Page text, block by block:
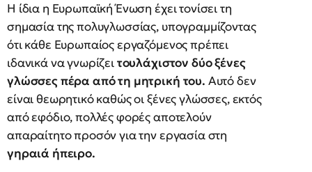
Η ίδια η Ευρωπαϊκή Ένωση έχει τονίσει τη
σημασία της πολυγλωσσίας, υπογραμμίζοντας
ότι κάθε Ευρωπαίος εργαζόμενος πρέπει
ιδανικά να γνωρίζειτουλάχιστον δύο ξένες
γλώσσες πέρα από τη μητρική του. Αυτό δεν
είναι θεωρητικό καθώς οι ξένες γλώσσες, εκτός
από εφόδιο, πολλές φορές αποτελούν
απαραίτητο προσόν για την εργασία στη
γηραιά ήπειρο.